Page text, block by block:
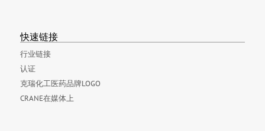
快速链接
行业链接
认证
克瑞化工医药品牌LOGO
CRANE在媒体上